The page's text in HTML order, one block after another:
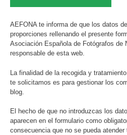
AEFONA te informa de que los datos
proporciones rellenando el presente
Asociación Española de Fotógrafos de
responsable de esta web.
La finalidad de la recogida y
te solicitamos es para gestionar los
blog.
El hecho de que no introduzcas los
aparecen en el formulario como
consecuencia que no se pueda atender